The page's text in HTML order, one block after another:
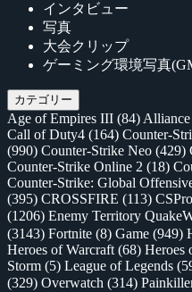
インタビュー
写真
大会クリップ
ゲーミング環境写真
カテゴリー
Age of Empires III (84)
Call of Duty4 (164) Counter-
(990) Counter-Strike Neo (429)
Counter-Strike Online 2 (18)
Counter-Strike: Global
(395) CROSSFIRE (113)
(1206) Enemy Territory
(3143) Fortnite (8) Game (949)
Heroes of Warcraft (68) Heroes
Storm (5) League of Legends
(329) Overwatch (314)